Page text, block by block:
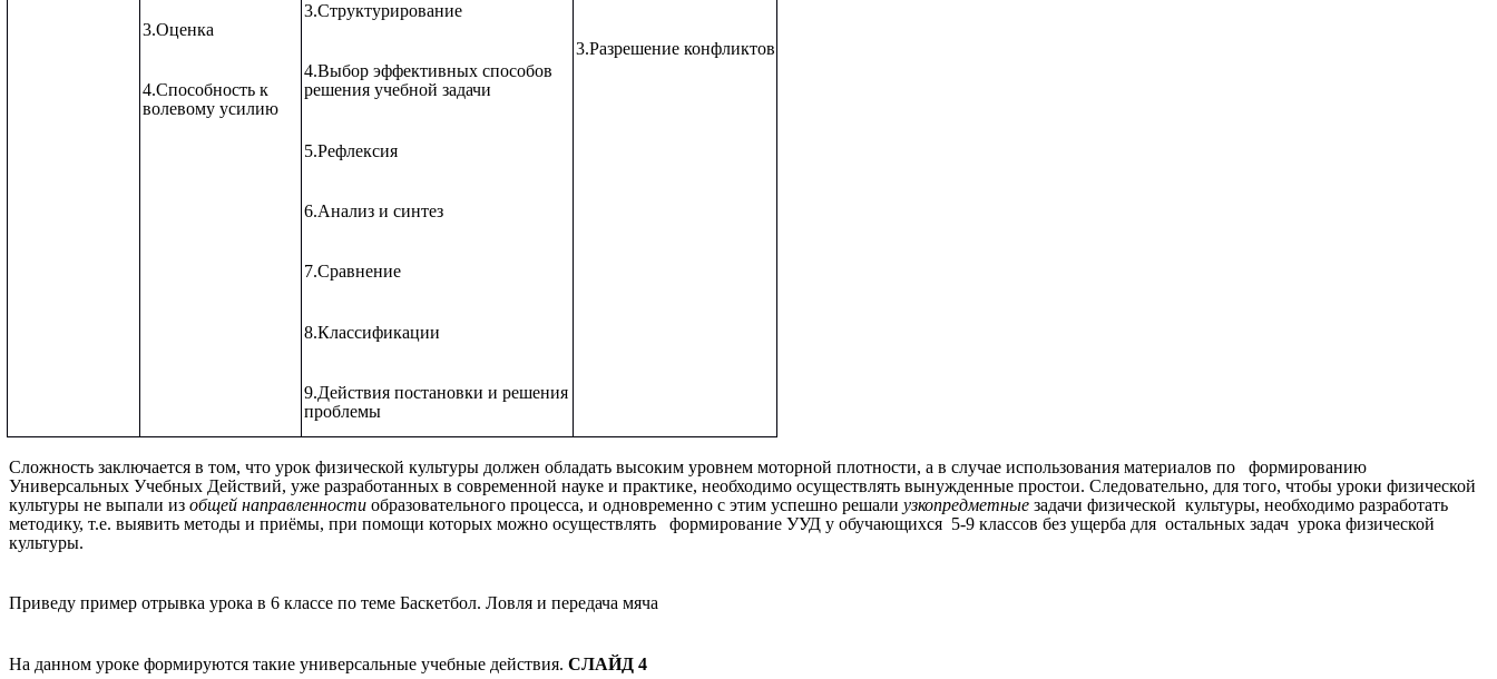
3.Оценка
4.Способность к
волевому усилию
3.Структурирование
4.Выбор эффективных способов
решения учебной задачи
5.Рефлексия
6.Анализ и синтез
7.Сравнение
8.Классификации
9.Действия постановки и решения
проблемы
3.Разрешение конфликтов
Сложность заключается в том, что урок физической культуры должен обладать высоким уровнем моторной плотности, а в случае использования материалов по формированию
Универсальных Учебных Действий, уже разработанных в современной науке и практике, необходимо осуществлять вынужденные простои. Следовательно, для того, чтобы уроки физической
культуры не выпали из общей направленности образовательного процесса, и одновременно с этим успешно решали узкопредметные задачи физической культуры, необходимо разработать
методику, т.е. выявить методы и приёмы, при помощи которых можно осуществлять формирование УУД у обучающихся 5-9 классов без ущерба для остальных задач урока физической
культуры.
Приведу пример отрывка урока в 6 классе по теме Баскетбол. Ловля и передача мяча
На данном уроке формируются такие универсальные учебные действия. СЛАЙД 4